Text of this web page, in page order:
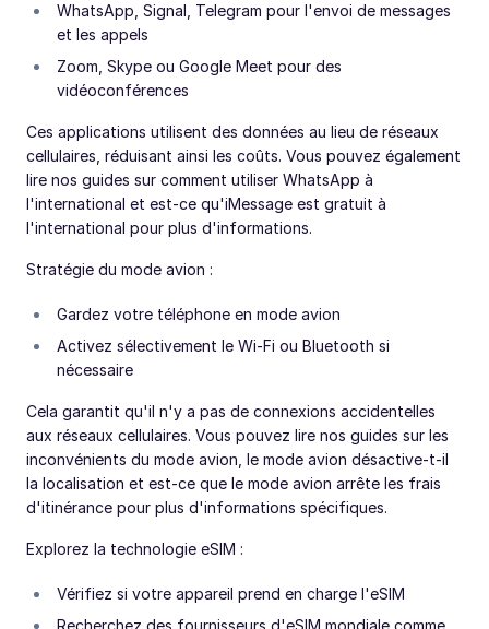
WhatsApp, Signal, Telegram pour l'envoi de messages
et les appels
Zoom, Skype ou Google Meet pour des
vidéoconférences
Ces applications utilisent des données au lieu de réseaux
cellulaires, réduisant ainsi les coûts. Vous pouvez également
lire nos guides sur comment utiliser WhatsApp à
l'international et est-ce qu'iMessage est gratuit à
l'international pour plus d'informations.
Stratégie du mode avion :
Gardez votre téléphone en mode avion
Activez sélectivement le Wi-Fi ou Bluetooth si
nécessaire
Cela garantit qu'il n'y a pas de connexions accidentelles
aux réseaux cellulaires. Vous pouvez lire nos guides sur les
inconvénients du mode avion, le mode avion désactive-t-il
la localisation et est-ce que le mode avion arrête les frais
d'itinérance pour plus d'informations spécifiques.
Explorez la technologie eSIM :
Vérifiez si votre appareil prend en charge l'eSIM
Recherchez des fournisseurs d'eSIM mondiale comme